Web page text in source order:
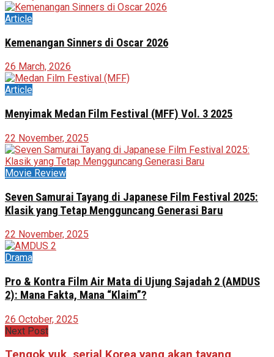
Article
Kemenangan Sinners di Oscar 2026
26 March, 2026
Article
Menyimak Medan Film Festival (MFF) Vol. 3 2025
22 November, 2025
Movie Review
Seven Samurai Tayang di Japanese Film Festival 2025:
Klasik yang Tetap Mengguncang Generasi Baru
22 November, 2025
Drama
Pro & Kontra Film Air Mata di Ujung Sajadah 2 (AMDUS
2): Mana Fakta, Mana “Klaim”?
26 October, 2025
Next Post